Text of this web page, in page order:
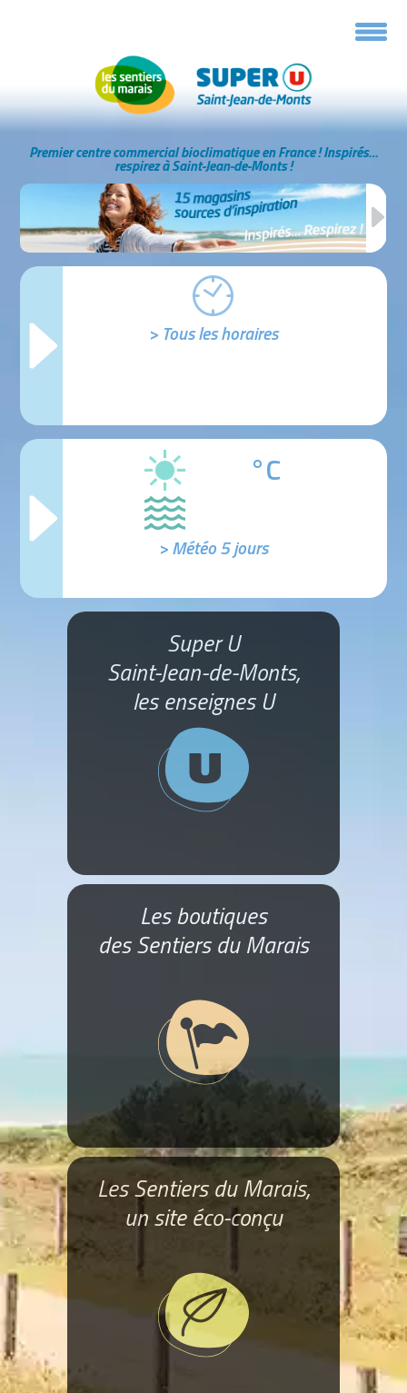
Premier centre commercial bioclimatique en France !Inspirés…
respirez à Saint-Jean-de-Monts !
> Tous les horaires
°C
> Météo 5 jours
Super U
Saint-Jean-de-Monts,
les enseignes U
Les boutiques
des Sentiers du Marais
Les Sentiers du Marais,
un site éco-conçu